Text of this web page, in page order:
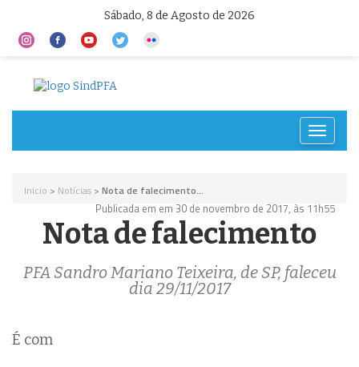
Sábado, 8 de Agosto de 2026
Toggle
Inicio > Notícias > Nota de falecimento...
Publicada em em 30 de novembro de 2017, às 11h55
Nota de falecimento
PFA Sandro Mariano Teixeira, de SP, faleceu
dia 29/11/2017
É com